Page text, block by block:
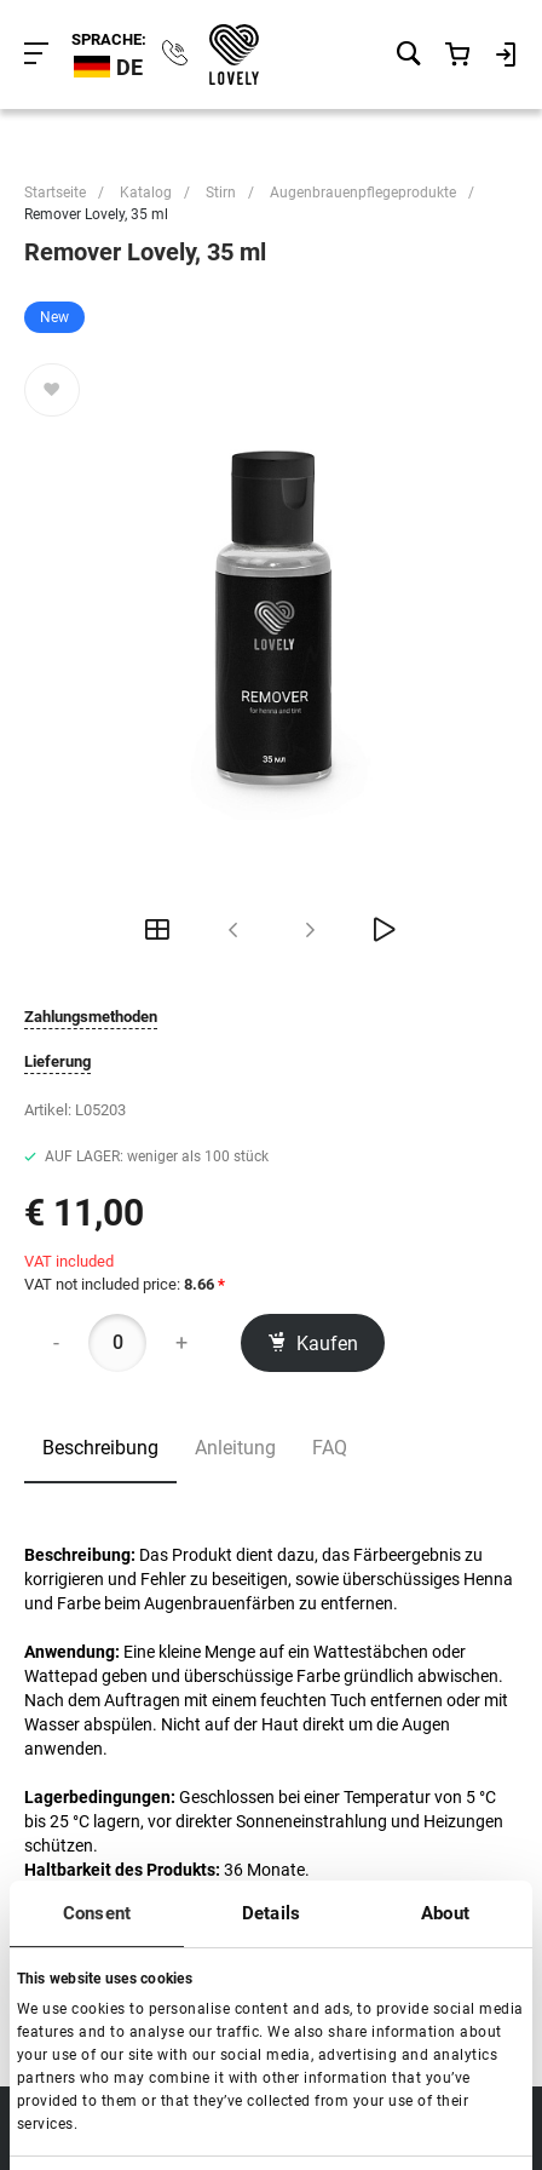
Consent Details About
This website uses cookies
We use cookies to personalise content and ads, to provide social media
features and to analyse our traffic. We also share information about
your use of our site with our social media, advertising and analytics
partners who may combine it with other information that you’ve
provided to them or that they’ve collected from your use of their
services.
SPRACHE:
DE
Startseite / Katalog / Stirn / Augenbrauenpflegeprodukte
/
Remover Lovely, 35 ml
Remover Lovely, 35 ml
New
Zahlungsmethoden
Lieferung
Artikel: L05203
AUF LAGER: weniger als 100 stück
€ 11,00
VAT included
VAT not included price: 8.66 *
- + Kaufen
Beschreibung Anleitung FAQ
Beschreibung: Das Produkt dient dazu, das Färbeergebnis zu
korrigieren und Fehler zu beseitigen, sowie überschüssiges Henna
und Farbe beim Augenbrauenfärben zu entfernen.
Anwendung: Eine kleine Menge auf ein Wattestäbchen oder
Wattepad geben und überschüssige Farbe gründlich abwischen.
Nach dem Auftragen mit einem feuchten Tuch entfernen oder mit
Wasser abspülen. Nicht auf der Haut direkt um die Augen
anwenden.
Lagerbedingungen: Geschlossen bei einer Temperatur von 5 °C
bis 25 °C lagern, vor direkter Sonneneinstrahlung und Heizungen
schützen.
Haltbarkeit des Produkts: 36 Monate.
In China hergestellt
Data processing policy
Payment methods
Lash
lash.pro